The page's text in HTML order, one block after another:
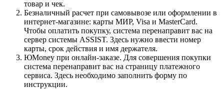
товар и чек.
Безналичный расчет при самовывозе или оформлении в
интернет-магазине: карты МИР, Visa и MasterCard.
Чтобы оплатить покупку, система перенаправит вас на
сервер системы ASSIST. Здесь нужно ввести номер
карты, срок действия и имя держателя.
ЮMoney при онлайн-заказе. Для совершения покупки
система перенаправит вас на страницу платежного
сервиса. Здесь необходимо заполнить форму по
инструкции.